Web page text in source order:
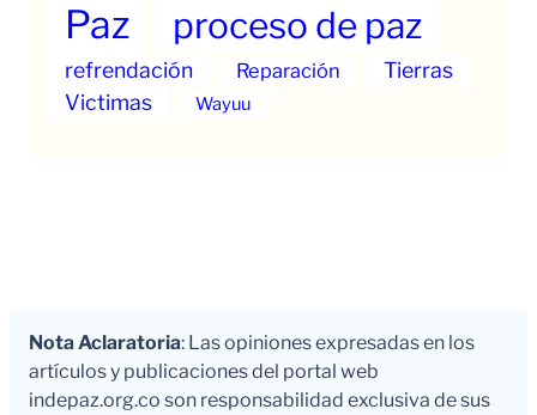
Paz proceso de paz
refrendación Reparación
Tierras
Victimas
Wayuu
Nota Aclaratoria: Las opiniones expresadas en los
artículos y publicaciones del portal web
indepaz.org.co son responsabilidad exclusiva de sus